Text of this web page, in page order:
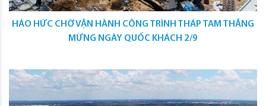
HÁO HỨC CHỜ VẬN HÀNH CÔNG TRÌNH THÁP TAM THẮNG
MỪNG NGÀY QUỐC KHÁCH 2/9